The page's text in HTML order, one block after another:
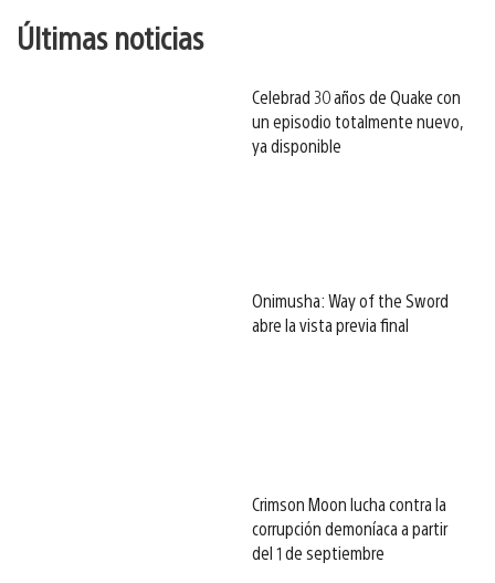
Últimas noticias
Celebrad 30 años de Quake con
un episodio totalmente nuevo,
ya disponible
Onimusha: Way of the Sword
abre la vista previa final
Crimson Moon lucha contra la
corrupción demoníaca a partir
del 1 de septiembre